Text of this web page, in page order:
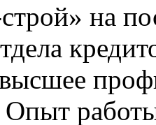
на
Опыт